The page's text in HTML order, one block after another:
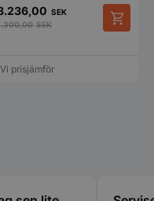
SEK
SEK
Vi prisjämför